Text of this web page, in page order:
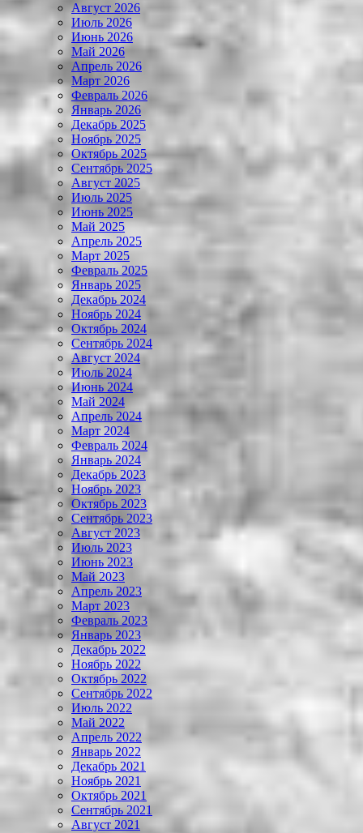
Август 2026
Июль 2026
Июнь 2026
Май 2026
Апрель 2026
Март 2026
Февраль 2026
Январь 2026
Декабрь 2025
Ноябрь 2025
Октябрь 2025
Сентябрь 2025
Август 2025
Июль 2025
Июнь 2025
Май 2025
Апрель 2025
Март 2025
Февраль 2025
Январь 2025
Декабрь 2024
Ноябрь 2024
Октябрь 2024
Сентябрь 2024
Август 2024
Июль 2024
Июнь 2024
Май 2024
Апрель 2024
Март 2024
Февраль 2024
Январь 2024
Декабрь 2023
Ноябрь 2023
Октябрь 2023
Сентябрь 2023
Август 2023
Июль 2023
Июнь 2023
Май 2023
Апрель 2023
Март 2023
Февраль 2023
Январь 2023
Декабрь 2022
Ноябрь 2022
Октябрь 2022
Сентябрь 2022
Июль 2022
Май 2022
Апрель 2022
Январь 2022
Декабрь 2021
Ноябрь 2021
Октябрь 2021
Сентябрь 2021
Август 2021